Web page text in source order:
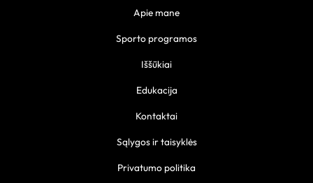
Apie mane
Sporto programos
Iššūkiai
Edukacija
Kontaktai
Sąlygos ir taisyklės
Privatumo politika